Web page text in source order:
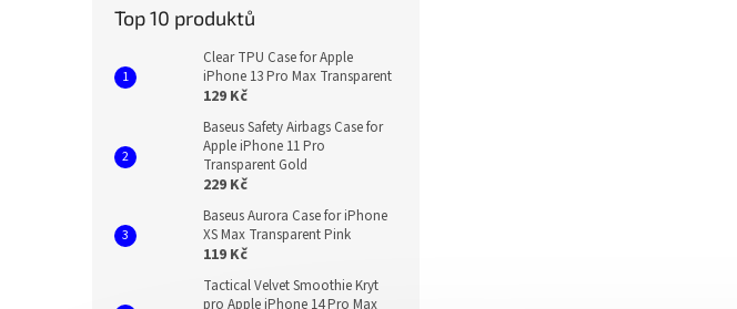
Top 10 produktů
Clear TPU Case for Apple
iPhone 13 Pro Max Transparent
129 Kč
Baseus Safety Airbags Case for
Apple iPhone 11 Pro
Transparent Gold
229 Kč
Baseus Aurora Case for iPhone
XS Max Transparent Pink
119 Kč
Tactical Velvet Smoothie Kryt
pro Apple iPhone 14 Pro Max